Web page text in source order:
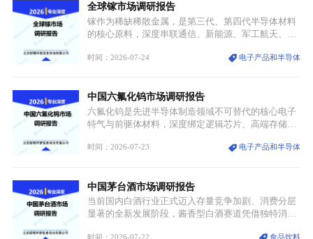
重要载体。同时，行业标准落地、生产技术升级、原
创设计能力提升，进一步夯实产业发展根基，吸引传
统服饰品牌、文旅企业等跨界入局，市场活力持续释
全球镓市场调研报告
镓作为稀缺稀散金属，是第三代、第四代半导体材料
的核心原料，深度串联通信、新能源、军工航天、光
与大国科技博弈的关键战略资源。镓并非传统大宗金
领域渗透”的战略体系，成为全球科技产业运转的刚
需资源。
时间：2026-07-24 电子产品和半导体
中国六氟化钨市场调研报告
六氟化钨是先进半导体制造领域不可替代的核心电子
特气与前驱体材料，深度绑定逻辑芯片、高端存储芯
沉积（CVD）、原子层沉积（ALD）工艺专用前驱体
密制造流程。
时间：2026-07-23 电子产品和半导体
中国茅台酒市场调研报告
当前国内白酒行业正式迈入存量竞争加剧、消费分层
显著的全新发展阶段，酱香型白酒赛道凭借独特消费
时间：2026-07-22 食品饮料